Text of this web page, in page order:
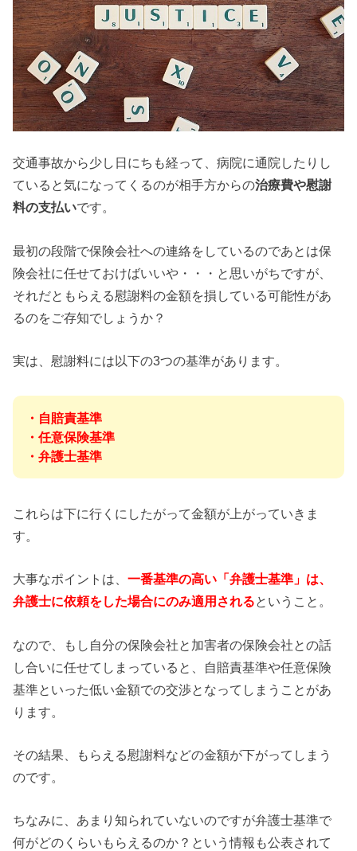
交通事故から少し日にちも経って、病院に通院したりし
ていると気になってくるのが相手方からの治療費や慰謝
料の支払いです。
最初の段階で保険会社への連絡をしているのであとは保
険会社に任せておけばいいや・・・と思いがちですが、
それだともらえる慰謝料の金額を損している可能性があ
るのをご存知でしょうか？
実は、慰謝料には以下の3つの基準があります。
・自賠責基準
・任意保険基準
・弁護士基準
これらは下に行くにしたがって金額が上がっていきま
す。
大事なポイントは、一番基準の高い「弁護士基準」は、
弁護士に依頼をした場合にのみ適用されるということ。
なので、もし自分の保険会社と加害者の保険会社との話
し合いに任せてしまっていると、自賠責基準や任意保険
基準といった低い金額での交渉となってしまうことがあ
ります。
その結果、もらえる慰謝料などの金額が下がってしまう
のです。
ちなみに、あまり知られていないのですが弁護士基準で
何がどのくらいもらえるのか？という情報も公表されて